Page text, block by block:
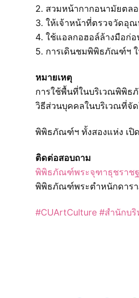
2. สวมหน้ากากอนามัยตล
3. ให้เจ้าหน้าที่ตรวจวัดอุ
4. ใช้แอลกอฮอล์ล้างมือก่
5. การเดินชมพิพิธภัณฑ์ฯ ใ
หมายเหตุ
การใช้พื้นที่ในบริเวณพิพิธ
วิธีส่วนบุคคลในบริเวณที่จั
พิพิธภัณฑ์ฯ ทั้งสองแห่ง เปิ
ติดต่อสอบถาม
พิพิธภัณฑ์พระจุฑาธุชราช
พิพิธภัณฑ์พระตำหนักดารา
#CUArtCulture #สำนักบ